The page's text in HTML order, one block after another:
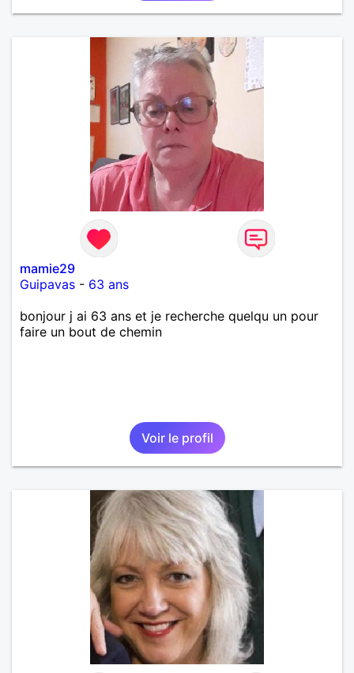
mamie29
Guipavas - 63 ans
bonjour j ai 63 ans et je recherche quelqu un pour
faire un bout de chemin
Voir le profil